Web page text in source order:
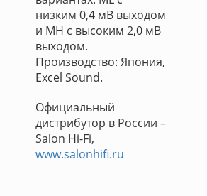
низким 0,4 мВ выходом
и MH с высоким 2,0 мВ
выходом.
Производство: Япония,
Excel Sound.
Официальный
дистрибутор в России –
Salon Hi-Fi,
www.salonhifi.ru